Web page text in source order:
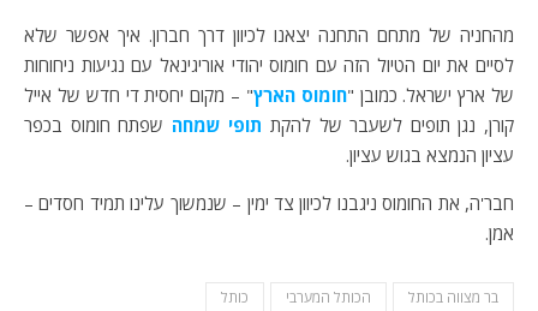
מהחניה של מתחם התחנה יצאנו לכיוון דרך חברון. איך אפשר שלא
לסיים את יום הטיול הזה עם חומוס יהודי אוריגינאל עם נגיעות ניחוחות
של ארץ ישראל. כמובן "חומוס הארץ" – מקום יחסית די חדש של אייל
קורן, נגן תופים לשעבר של להקת תופי שמחה שפתח חומוס בכפר
עציון הנמצא בגוש עציון.
חבר'ה, את החומוס ניגבנו לכיוון צד ימין – שנמשוך עלינו תמיד חסדים –
אמן.
בר מצווה בכותל הכותל המערבי כותל